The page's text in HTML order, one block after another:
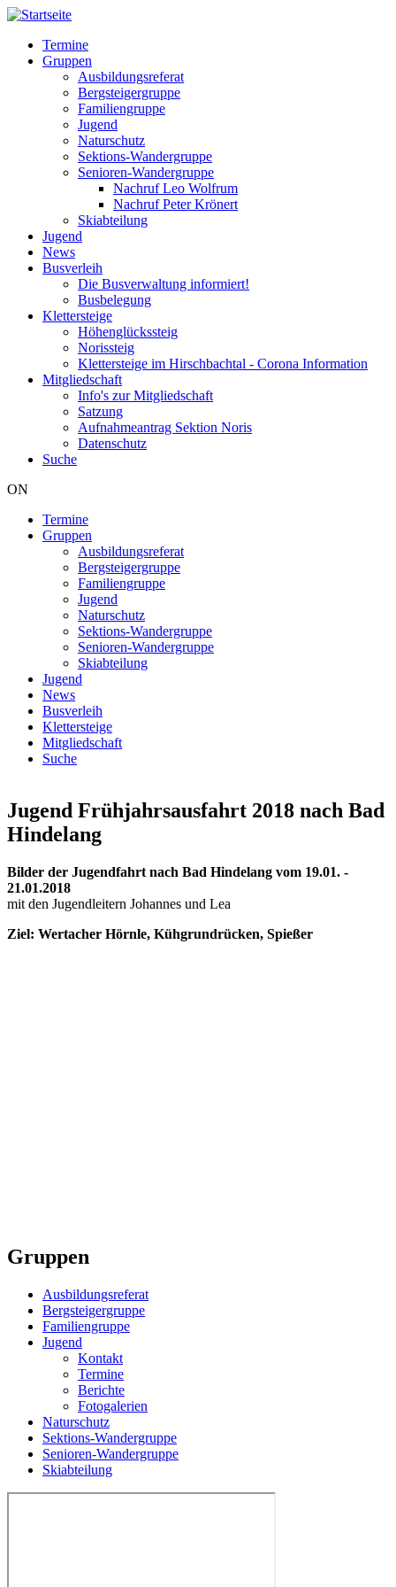
Direkt
Inhalt
Hauptnavigation
Termine
Gruppen
Ausbildungsreferat
Bergsteigergruppe
Familiengruppe
Jugend
Naturschutz
Sektions-Wandergruppe
Senioren-Wandergruppe
Nachruf Leo Wolfrum
Nachruf Peter Krönert
Skiabteilung
Jugend
News
Busverleih
Die Busverwaltung informiert!
Busbelegung
Klettersteige
Höhenglückssteig
Norissteig
Klettersteige im Hirschbachtal - Corona Information
Mitgliedschaft
Info's zur Mitgliedschaft
Satzung
Aufnahmeantrag Sektion Noris
Datenschutz
Suche
ON
Hauptnavigation
Termine
Gruppen
Ausbildungsreferat
Bergsteigergruppe
Familiengruppe
Jugend
Naturschutz
Sektions-Wandergruppe
Senioren-Wandergruppe
Skiabteilung
Jugend
News
Busverleih
Klettersteige
Mitgliedschaft
Suche
Jugend Frühjahrsausfahrt 2018 nach Bad
Hindelang
Bilder der Jugendfahrt nach Bad Hindelang vom 19.01. -
21.01.2018
mit den Jugendleitern Johannes und Lea
Ziel: Wertacher Hörnle, Kühgrundrücken, Spießer
Gruppen
Ausbildungsreferat
Bergsteigergruppe
Familiengruppe
Jugend
Kontakt
Termine
Berichte
Fotogalerien
Naturschutz
Sektions-Wandergruppe
Senioren-Wandergruppe
Skiabteilung